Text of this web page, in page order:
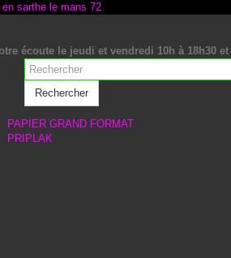
écoute le jeudi et vendredi 10h à 18h30
Rechercher
PAPIER GRAND FORMAT
PRIPLAK